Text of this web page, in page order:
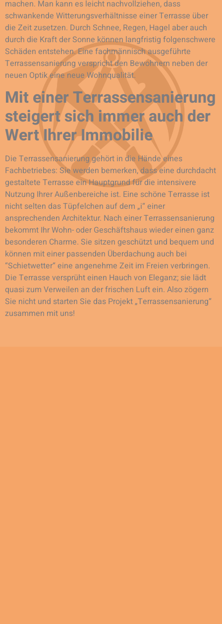
machen. Man kann es leicht nachvollziehen, dass
schwankende Witterungsverhältnisse einer Terrasse über
die Zeit zusetzen. Durch Schnee, Regen, Hagel aber auch
durch die Kraft der Sonne können langfristig folgenschwere
Schäden entstehen. Eine fachmännisch ausgeführte
Terrassensanierung verspricht den Bewohnern neben der
neuen Optik eine neue Wohnqualität.
Mit einer Terrassensanierung
steigert sich immer auch der
Wert Ihrer Immobilie
Die Terrassensanierung gehört in die Hände eines
Fachbetriebes: Sie werden bemerken, dass eine durchdacht
gestaltete Terrasse ein Hauptgrund für die intensivere
Nutzung Ihrer Außenbereiche ist. Eine schöne Terrasse ist
nicht selten das Tüpfelchen auf dem „i“ einer
ansprechenden Architektur. Nach einer Terrassensanierung
bekommt Ihr Wohn- oder Geschäftshaus wieder einen ganz
besonderen Charme. Sie sitzen geschützt und bequem und
können mit einer passenden Überdachung auch bei
“Schietwetter“ eine angenehme Zeit im Freien verbringen.
Die Terrasse versprüht einen Hauch von Eleganz; sie lädt
quasi zum Verweilen an der frischen Luft ein. Also zögern
Sie nicht und starten Sie das Projekt „Terrassensanierung“
zusammen mit uns!